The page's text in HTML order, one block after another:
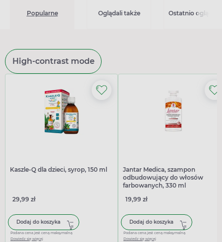
Popularne Oglądali także Ostatnio
High-contrast mode
Kaszle-Q dla dzieci, syrop, 150 ml
29,99 zł
Dodaj do koszyka
Podana cena jest ceną maksymalną
Dowiedz się więcej
Jantar Medica, szampon
odbudowujący do włosów
farbowanych, 330 ml
19,99 zł
Dodaj do koszyka
Podana cena jest ceną maksymalną
Dowiedz się więcej